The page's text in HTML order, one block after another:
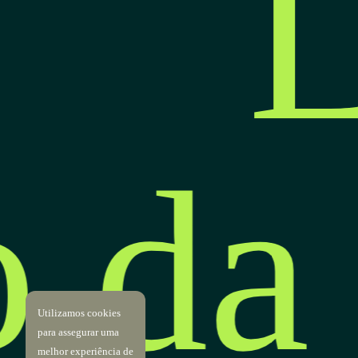
Utilizamos cookies
para assegurar uma
melhor experiência de